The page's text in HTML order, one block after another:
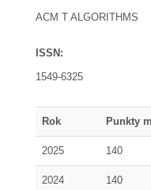
ACM T ALGORITHMS
ISSN:
1549-6325
Rok Punkty
2025 140
2024 140